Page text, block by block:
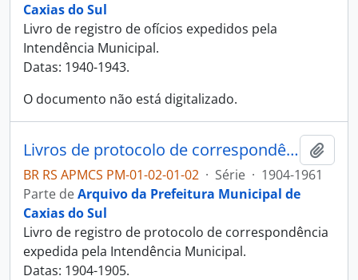
Caxias do Sul
Livro de registro de ofícios expedidos pela
Intendência Municipal.
Datas: 1940-1943.
O documento não está digitalizado.
Livros de protocolo de correspondência expedida
BR RS APMCS PM-01-02-01-02 · Série · 1904-1961
Parte deArquivo da Prefeitura Municipal de
Caxias do Sul
Livro de registro de protocolo de correspondência
expedida pela Intendência Municipal.
Datas: 1904-1905.